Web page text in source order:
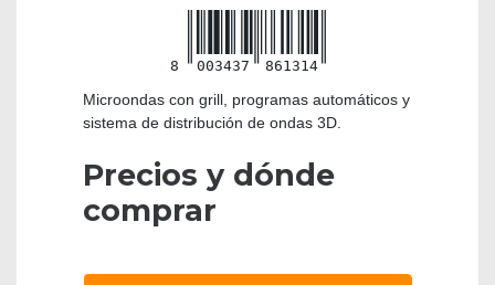
8 003437 861314
Microondas con grill, programas automáticos y
sistema de distribución de ondas 3D.
Precios y dónde
comprar